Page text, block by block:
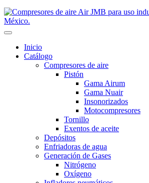
Inicio
Catálogo
Compresores de aire
Pistón
Gama Airum
Gama Nuair
Insonorizados
Motocompresores
Tornillo
Exentos de aceite
Depósitos
Enfriadoras de agua
Generación de Gases
Nitrógeno
Oxígeno